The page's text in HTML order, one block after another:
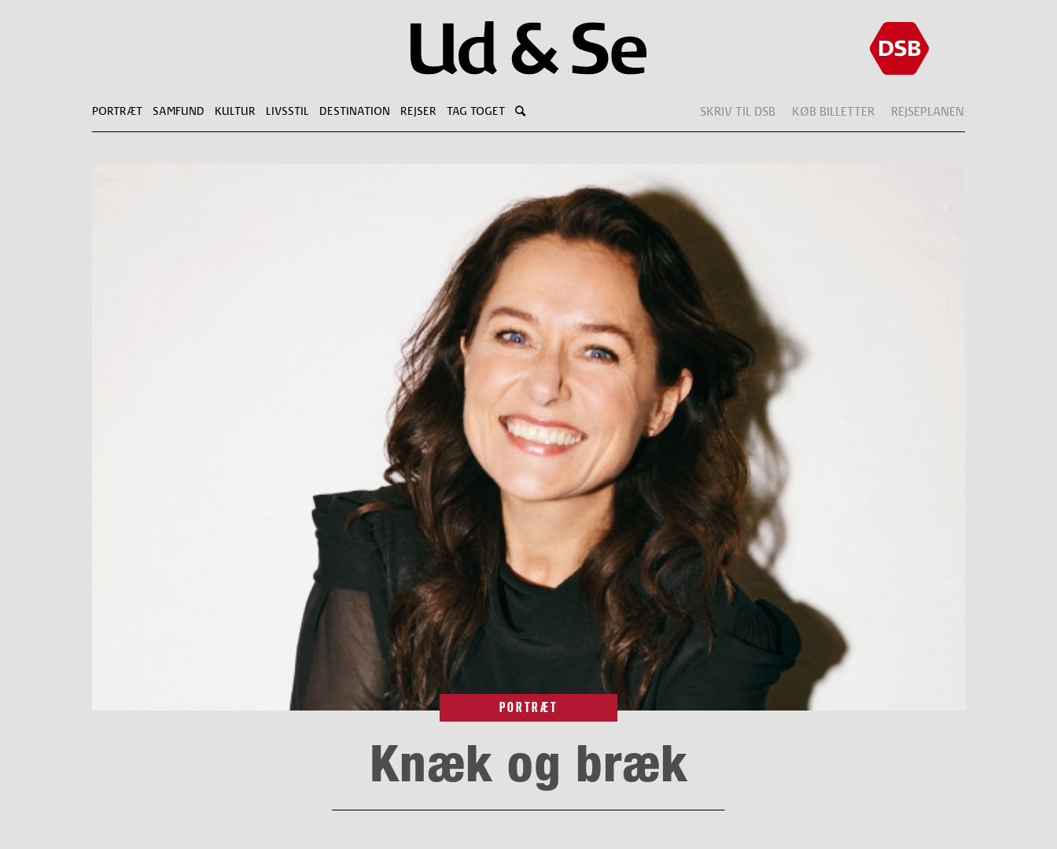
PORTRÆT SAMFUND KULTUR LIVSSTIL DESTINATION REJSER TAG TOGET SKRIV TIL DSB KØB BILLETTER REJSEPLANEN
PORTRÆT
Knæk og bræk